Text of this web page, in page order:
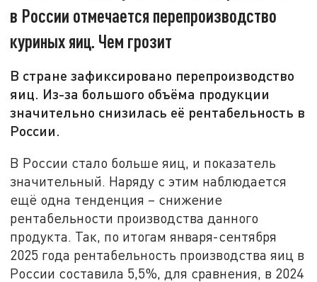
в России отмечается перепроизводство
куриных яиц. Чем грозит
В стране зафиксировано перепроизводство
яиц. Из-за большого объёма продукции
значительно снизилась её рентабельность в
России.
В России стало больше яиц, и показатель
значительный. Наряду с этим наблюдается
ещё одна тенденция – снижение
рентабельности производства данного
продукта. Так, по итогам января-сентября
2025 года рентабельность производства яиц в
России составила 5,5%, для сравнения, в 2024